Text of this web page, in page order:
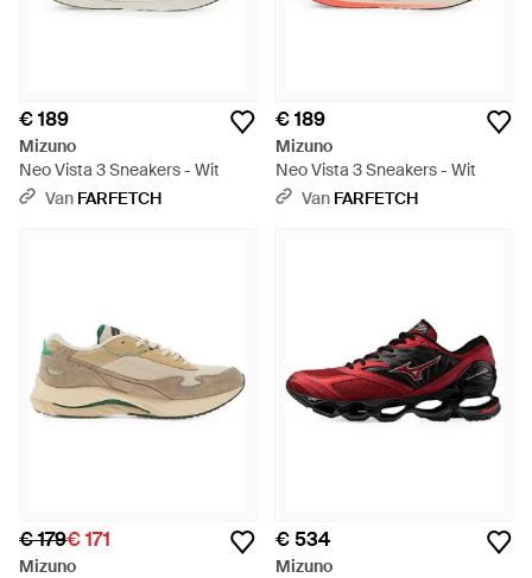
€ 189
Mizuno
Neo Vista 3 Sneakers - Wit
Van FARFETCH
€ 189
Mizuno
Neo Vista 3 Sneakers - Wit
Van FARFETCH
€ 179€ 171
Mizuno
€ 534
Mizuno